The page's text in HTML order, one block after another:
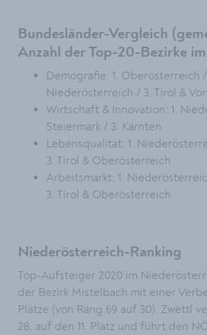
Bundesländer-Vergleich
Anzahl der Top-20-Bezirke
Demografie: 1. Oberösterreich
Niederösterreich / 3. Tirol &
Wirtschaft & Innovation: 1.
Steiermark / 3. Kärnten
Lebensqualität: 1.
3. Tirol & Oberösterreich
Arbeitsmarkt: 1.
3. Tirol & Oberösterreich
Niederösterreich-Ranking
Top-Aufsteiger 2020 im
der Bezirk Mistelbach mit einer
Plätze (von Rang 69 auf 30). Zwettl
28. auf den 11. Platz und führt den